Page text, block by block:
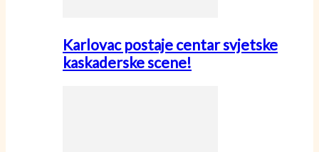
Karlovac postaje centar svjetske
kaskaderske scene!